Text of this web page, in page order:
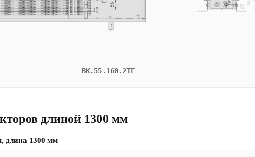
ВК.55.160.2ТГ
длиной 1300 мм
длина 1300 мм